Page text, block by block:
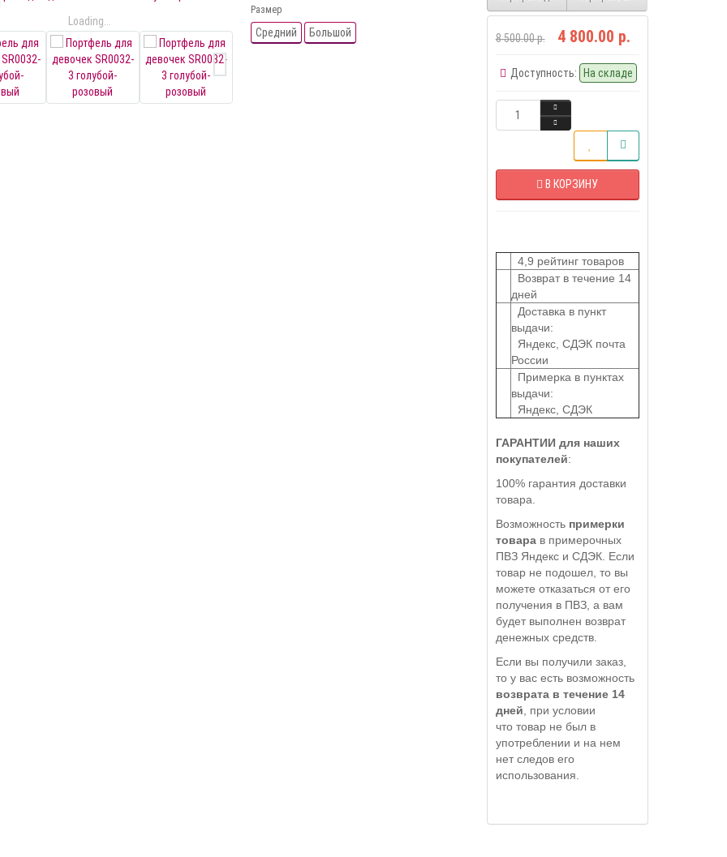
Loading...
Размер
Средний Большой 8 500.00 р. 4 800.00 р.
Доступность: На складе
В КОРЗИНУ
4,9 рейтинг товаров
Возврат в течение 14
дней
Доставка в пункт
выдачи:
Яндекс, СДЭК почта
России
Примерка в пунктах
выдачи:
Яндекс, СДЭК
ГАРАНТИИ для наших
покупателей:
100% гарантия доставки
товара.
Возможность примерки
товарав примерочных
ПВЗ Яндекс и СДЭК. Если
товар не подошел, то вы
можете отказаться от его
получения в ПВЗ, а вам
будет выполнен возврат
денежных средств.
Если вы получили заказ,
то у вас есть возможность
возврата в течение 14
дней , при условии
что товар не был в
употреблении и на нем
нет следов его
использования.